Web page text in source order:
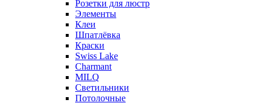
Розетки для люстр
Элементы
Клеи
Шпатлёвка
Краски
Swiss Lake
Charmant
MILQ
Светильники
Потолочные